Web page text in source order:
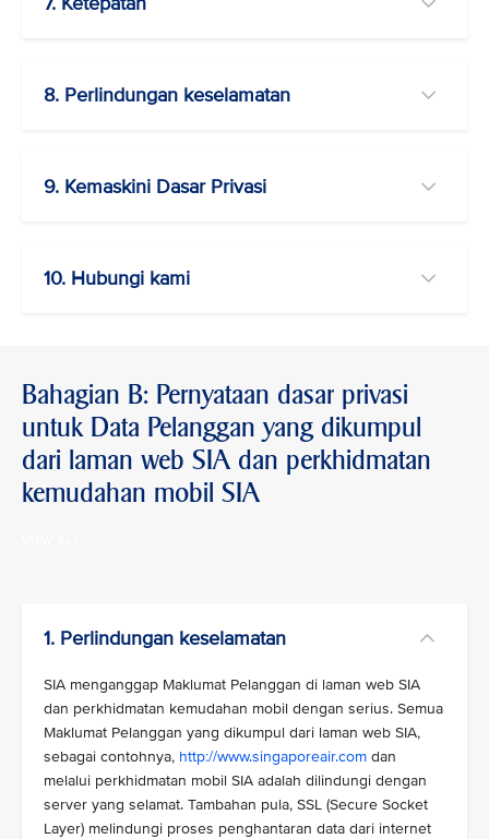
8. Perlindungan keselamatan
9. Kemaskini Dasar Privasi
10. Hubungi kami
Bahagian B: Pernyataan dasar privasi
untuk Data Pelanggan yang dikumpul
dari laman web SIA dan perkhidmatan
kemudahan mobil SIA
1. Perlindungan keselamatan
SIA menganggap Maklumat Pelanggan di laman web SIA
dan perkhidmatan kemudahan mobil dengan serius. Semua
Maklumat Pelanggan yang dikumpul dari laman web SIA,
sebagai contohnya, http://www.singaporeair.com dan
melalui perkhidmatan mobil SIA adalah dilindungi dengan
server yang selamat. Tambahan pula, SSL (Secure Socket
Layer) melindungi proses penghantaran data dari internet